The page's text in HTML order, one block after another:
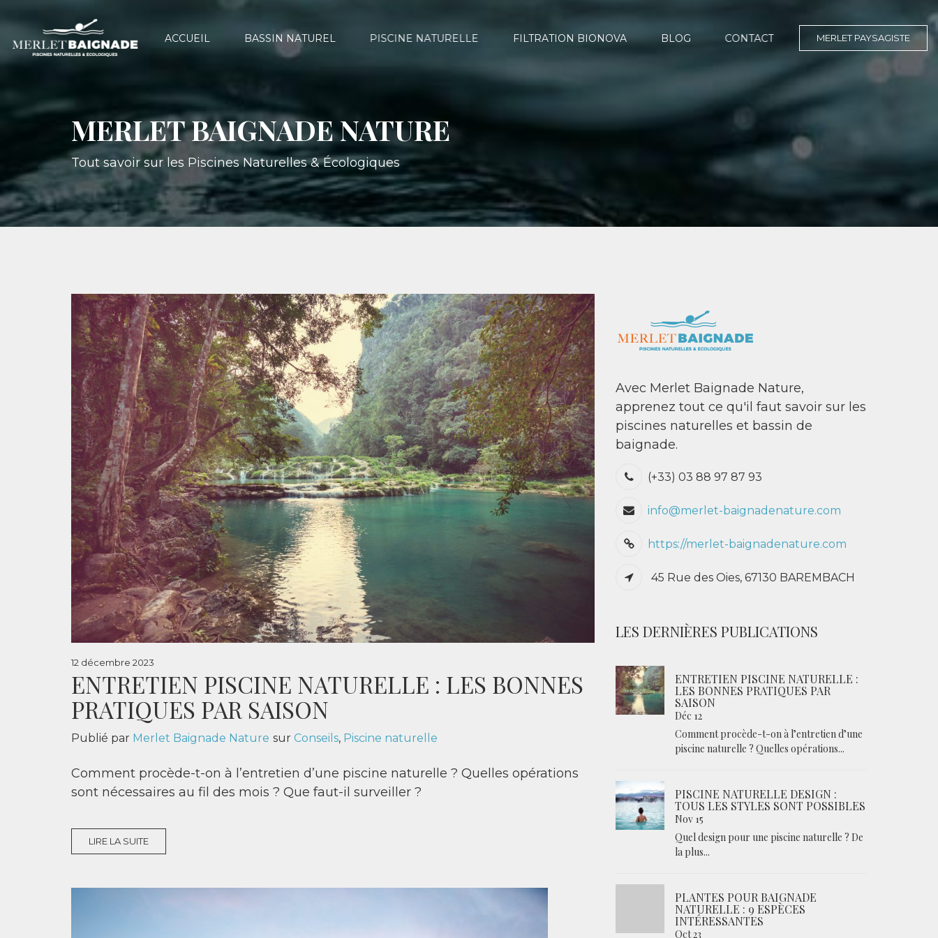
ACCUEIL BASSIN NATUREL PISCINE NATURELLE FILTRATION BIONOVA BLOG CONTACT MERLET PAYSAGISTE
MERLET BAIGNADE NATURE
Tout savoir sur les Piscines Naturelles & Écologiques
12 décembre 2023
ENTRETIEN PISCINE NATURELLE : LES BONNES
PRATIQUES PAR SAISON
Publié par Merlet Baignade Nature sur Conseils, Piscine naturelle
Comment procède-t-on à l’entretien d’une piscine naturelle ? Quelles opérations
sont nécessaires au fil des mois ? Que faut-il surveiller ?
LIRE LA SUITE
Avec Merlet Baignade Nature,
apprenez tout ce qu'il faut savoir sur les
piscines naturelles et bassin de
baignade.
(+33) 03 88 97 87 93
info@merlet-baignadenature.com
https://merlet-baignadenature.com
45 Rue des Oies, 67130 BAREMBACH
LES DERNIÈRES PUBLICATIONS
ENTRETIEN PISCINE NATURELLE :
LES BONNES PRATIQUES PAR
SAISON
Déc 12
Comment procède-t-on à l’entretien d’une
piscine naturelle ? Quelles opérations...
PISCINE NATURELLE DESIGN :
TOUS LES STYLES SONT POSSIBLES
Nov 15
Quel design pour une piscine naturelle ? De
la plus...
PLANTES POUR BAIGNADE
NATURELLE : 9 ESPÈCES
INTÉRESSANTES
Oct 23